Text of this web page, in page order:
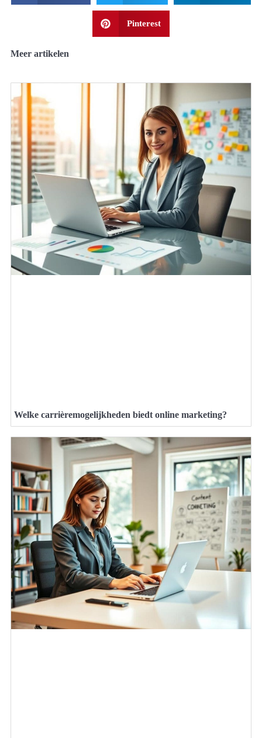
Pinterest
Meer artikelen
Welke carrièremogelijkheden biedt online marketing?